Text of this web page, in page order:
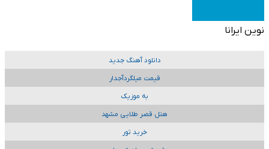
نوین ایرانا
دانلود آهنگ جدید
قیمت میلگردآجدار
به موزیک
هتل قصر طلایی مشهد
خرید تور